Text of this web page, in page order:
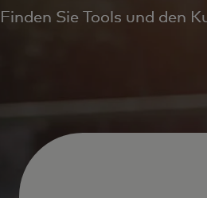
Finden Sie Tools und den